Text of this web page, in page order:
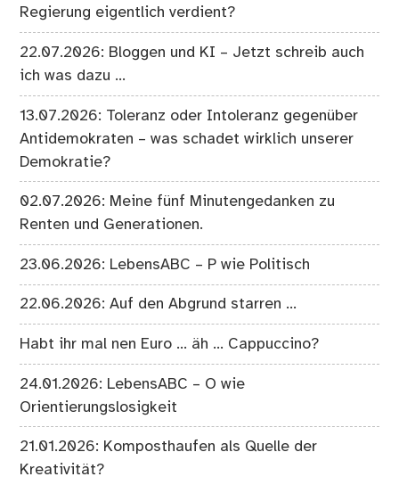
Regierung eigentlich verdient?
22.07.2026: Bloggen und KI – Jetzt schreib auch
ich was dazu …
13.07.2026: Toleranz oder Intoleranz gegenüber
Antidemokraten – was schadet wirklich unserer
Demokratie?
02.07.2026: Meine fünf Minutengedanken zu
Renten und Generationen.
23.06.2026: LebensABC – P wie Politisch
22.06.2026: Auf den Abgrund starren …
Habt ihr mal nen Euro … äh … Cappuccino?
24.01.2026: LebensABC – O wie
Orientierungslosigkeit
21.01.2026: Komposthaufen als Quelle der
Kreativität?